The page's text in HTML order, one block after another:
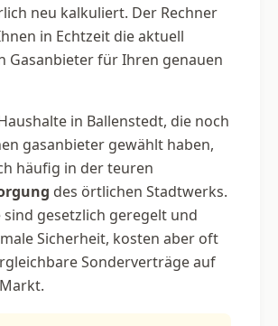
neu kalkuliert. Der Rechner
in Echtzeit die aktuell
Gasanbieter für Ihren genauen
in Ballenstedt, die noch
gasanbieter gewählt haben,
häufig in der teuren
des örtlichen Stadtwerks.
sind gesetzlich geregelt und
Sicherheit, kosten aber oft
Sonderverträge auf